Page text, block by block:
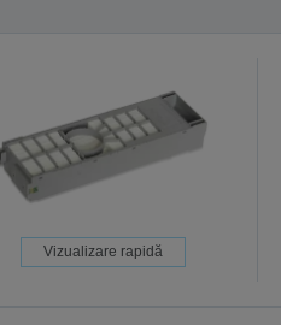
Vizualizare rapidă